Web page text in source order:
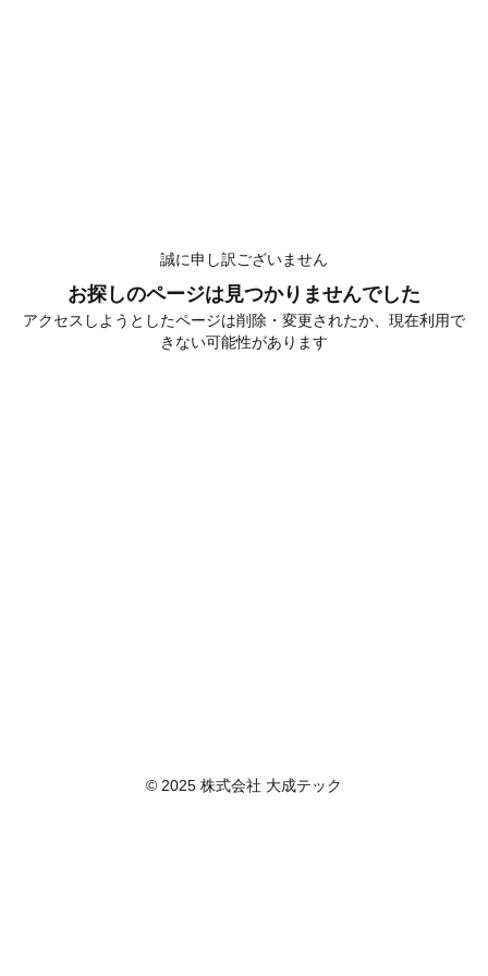
誠に申し訳ございません
お探しのページは見つかりませんでした
アクセスしようとしたページは削除・変更されたか、現在利用で
きない可能性があります
© 2025 株式会社 大成テック